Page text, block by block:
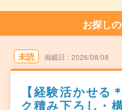
お探し
未読 掲載日 2026/08/08
【経験活かせる
ク積み下ろし・